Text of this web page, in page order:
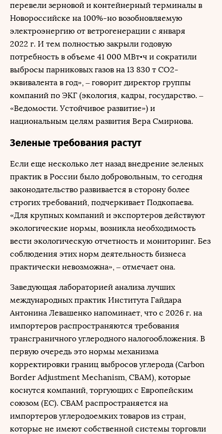
перевели зерновой и контейнерный терминалы в
Новороссийске на 100%-но возобновляемую
электроэнергию от ветрогенерации с января
2022 г. И тем полностью закрыли годовую
потребность в объеме 41 000 МВт•ч и сократили
выбросы парниковых газов на 13 830 т СО2-
эквивалента в год», – говорит директор группы
компаний по ЭКГ (экология, кадры, государство. –
«Ведомости. Устойчивое развитие») и
национальным целям развития Вера Смирнова.
Зеленые требования растут
Если еще несколько лет назад внедрение зеленых
практик в России было добровольным, то сегодня
законодательство развивается в сторону более
строгих требований, подчеркивает Подкопаева.
«Для крупных компаний и экспортеров действуют
экологические нормы, возникла необходимость
вести экологическую отчетность и мониторинг. Без
соблюдения этих норм деятельность бизнеса
практически невозможна», – отмечает она.
Заведующая лабораторией анализа лучших
международных практик Института Гайдара
Антонина Левашенко напоминает, что c 2026 г. на
импортеров распространяются требования
трансграничного углеродного налогообложения. В
первую очередь это нормы механизма
корректировки границ выбросов углерода (Carbon
Border Adjustment Mechanism, CBAM), которые
коснутся компаний, торгующих с Европейским
союзом (ЕС). CBAM распространяется на
импортеров углеродоемких товаров из стран,
которые не имеют собственной системы торговли